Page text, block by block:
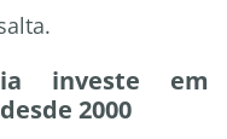
investe em
2000